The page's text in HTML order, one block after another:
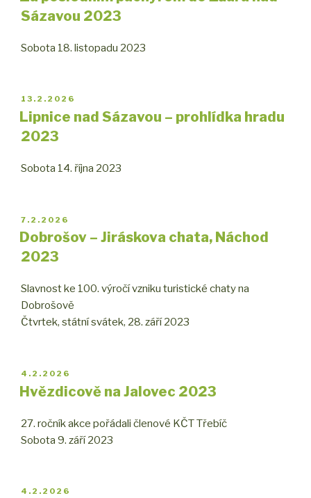
Sázavou 2023
Sobota 18. listopadu 2023
PUBLIKOVÁNO
13.2.2026
Lipnice nad Sázavou – prohlídka hradu
2023
Sobota 14. října 2023
PUBLIKOVÁNO
7.2.2026
Dobrošov – Jiráskova chata, Náchod
2023
Slavnost ke 100. výročí vzniku turistické chaty na
Dobrošově
Čtvrtek, státní svátek, 28. září 2023
PUBLIKOVÁNO
4.2.2026
Hvězdicově na Jalovec 2023
27. ročník akce pořádali členové KČT Třebíč
Sobota 9. září 2023
PUBLIKOVÁNO
4.2.2026